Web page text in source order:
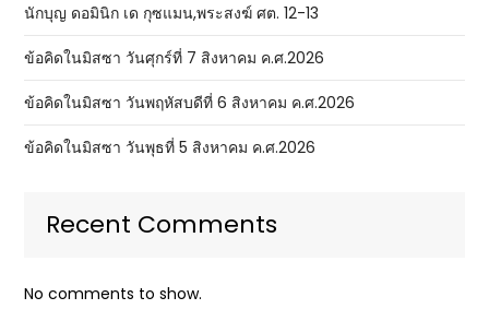
นักบุญ ดอมินิก เด กุซแมน,พระสงฆ์ ศต. 12-13
ข้อคิดในมิสซา วันศุกร์ที่ 7 สิงหาคม ค.ศ.2026
ข้อคิดในมิสซา วันพฤหัสบดีที่ 6 สิงหาคม ค.ศ.2026
ข้อคิดในมิสซา วันพุธที่ 5 สิงหาคม ค.ศ.2026
Recent Comments
No comments to show.